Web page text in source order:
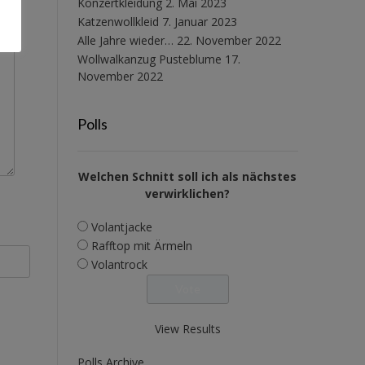
Katzenwollkleid 7. Januar 2023
Alle Jahre wieder… 22. November 2022
Wollwalkanzug Pusteblume 17.
November 2022
Polls
Welchen Schnitt soll ich als nächstes
verwirklichen?
Volantjacke
Rafftop mit Ärmeln
Volantrock
View Results